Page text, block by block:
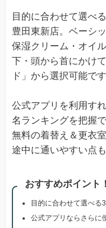
目的に合わせて選べ
豊田東新店。ベーシ
保湿クリーム・オイ
下・頭から首にかけ
ド」から選択可能です
公式アプリを利用す
名ランキングを把握
無料の着替え＆更衣
途中に通いやすい点
おすすめポイント！
目的に合わせて選べる
公式アプリならさらに